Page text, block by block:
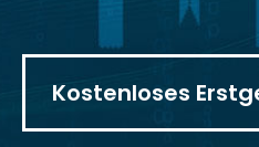
Kostenloses